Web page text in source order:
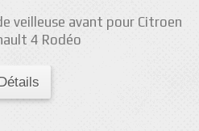
veilleuse avant pour Citroen
4 Rodéo